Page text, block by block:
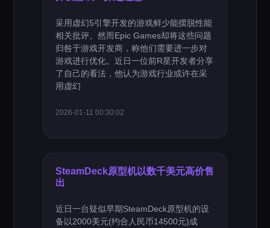
采用虚幻5引擎开发的游戏鲜少能摆脱性能
相关批评。然而Epic Games却将这些问题
归咎于游戏开发商，称他们需要进一步对
游戏进行优化。近日一位前R星开发者分享
了自己的看法，他认为游戏行业或许在采
用虚幻
2026-01-11 00:30:02
SteamDeck原型机以数千美元高价售
出
近日一台疑似早期SteamDeck原型机的设
备以2000美元(约合人民币14500元)成